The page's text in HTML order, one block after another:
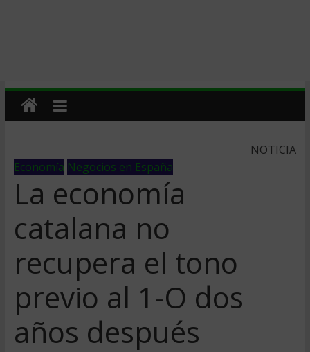
NOTICIA
Economía Negocios en España
La economía
catalana no
recupera el tono
previo al 1-O dos
años después